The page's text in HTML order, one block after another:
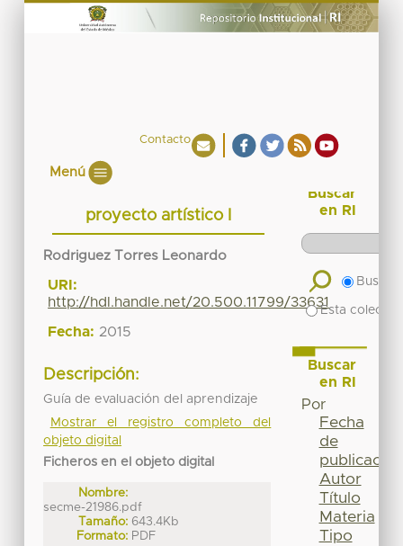
Contacto
Menú
proyecto artístico I
Rodriguez Torres Leonardo
URI:
http://hdl.handle.net/20.500.11799/33631
Fecha: 2015
Descripción:
Guía de evaluación del aprendizaje
Mostrar el registro completo del
objeto digital
Ficheros en el objeto digital
Nombre:
secme-21986.pdf
Tamaño: 643.4Kb
Formato: PDF
Buscar
en RI
Buscar
Esta
Buscar
en RI
Por
Fecha
de
publicación
Autor
Título
Materia
Tipo